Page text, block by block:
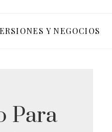
Y NEGOCIOS
Para